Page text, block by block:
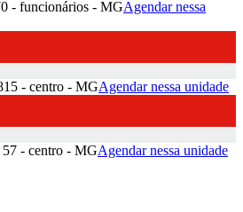
- funcionários - MGAgendar nessa
- centro - MGAgendar nessa unidade
57 - centro - MGAgendar nessa unidade